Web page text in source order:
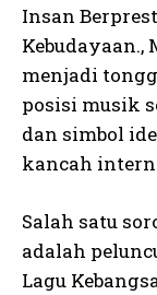
Insan
Kebudayaan.,
menjadi
posisi musik
dan simbol
kancah
Salah satu
adalah
Lagu